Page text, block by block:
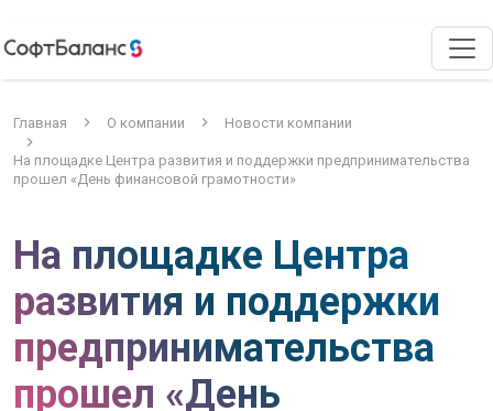
Главная О компании Новости компании
На площадке Центра развития и поддержки предпринимательства
прошел «День финансовой грамотности»
На площадке Центра
развития и поддержки
предпринимательства
прошел «День